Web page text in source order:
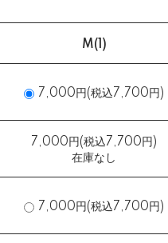
M(1)
7,000円(税込7,700円)
7,000円(税込7,700円)
在庫なし
7,000円(税込7,700円)